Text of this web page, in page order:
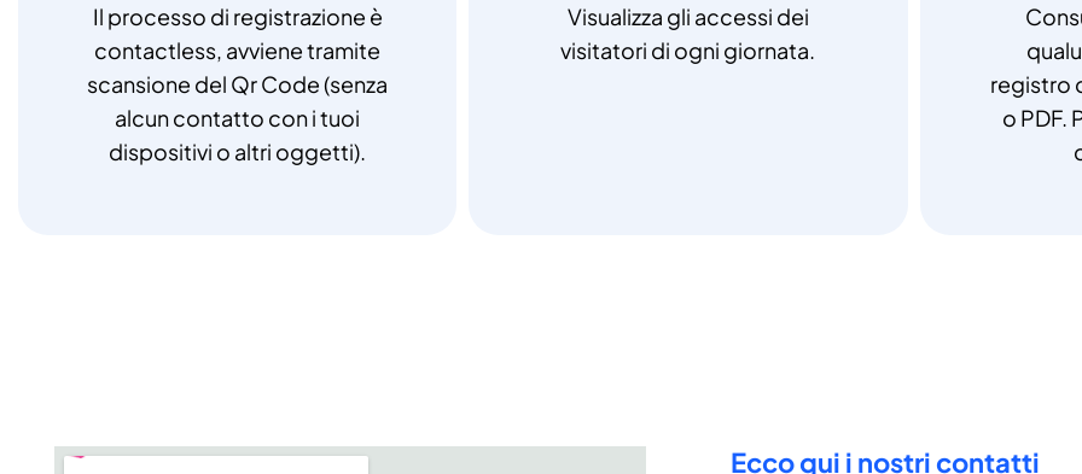
Il processo di registrazione è
contactless, avviene tramite
scansione del Qr Code (senza
alcun contatto con i tuoi
dispositivi o altri oggetti).
Visualizza gli accessi dei
visitatori di ogni giornata.
registro
o PDF.
Ecco qui i nostri contatti